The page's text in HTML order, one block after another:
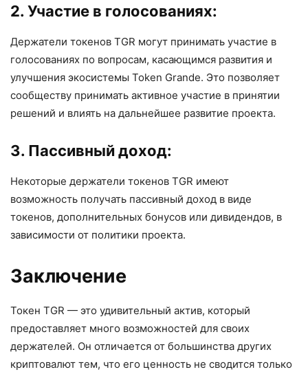
2. Участие в голосованиях:
Держатели токенов TGR могут принимать участие в
голосованиях по вопросам, касающимся развития и
улучшения экосистемы Token Grande. Это позволяет
сообществу принимать активное участие в принятии
решений и влиять на дальнейшее развитие проекта.
3. Пассивный доход:
Некоторые держатели токенов TGR имеют
возможность получать пассивный доход в виде
токенов, дополнительных бонусов или дивидендов, в
зависимости от политики проекта.
Заключение
Токен TGR — это удивительный актив, который
предоставляет много возможностей для своих
держателей. Он отличается от большинства других
криптовалют тем, что его ценность не сводится только